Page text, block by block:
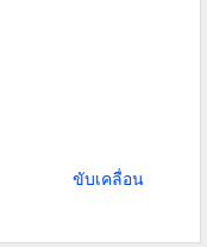
ขับเคลื่อน